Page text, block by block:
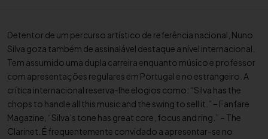
d
e
C
a
r
Detentor de um percurso artístico de referência nacional, Nuno
Silva goza também de assinalável destaque a nível internacional.
Tem assumido uma dupla carreira enquanto músico e professor
com apresentações regulares em Portugal e no estrangeiro. A
crítica internacional reserva-lhe elogios como: “Silva has the
chops to handle all this music and the swing to sell it.” – Fanfare
Magazine, “Silva’s tone has great core, focus and ring.” – The
Clarinet. É frequentemente convidado a apresentar-se no